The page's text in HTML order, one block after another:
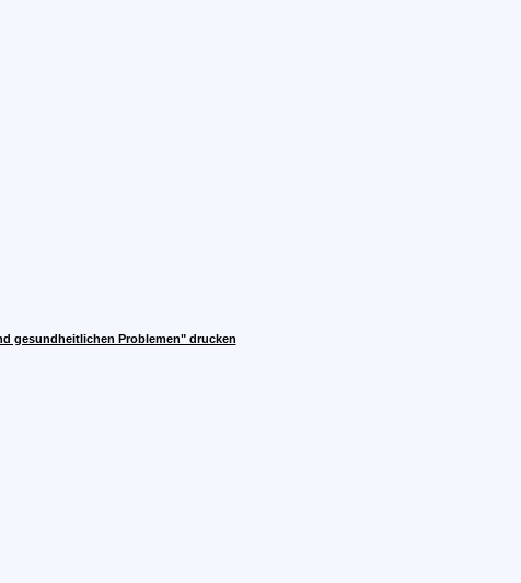
gesundheitlichen Problemen" drucken